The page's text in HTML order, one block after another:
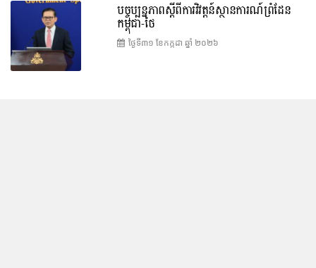
បច្ចុប្បន្នភាពស្ដីពីការវិវត្តន៍ស្ថានការណ៍ព្រំដែន
កម្ពុជា-ថៃ
ថ្ងៃទី៣១ ខែ​កក្កដា ឆ្នាំ ២០២៦